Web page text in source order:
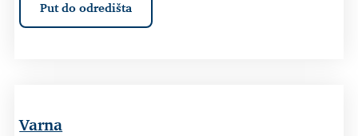
Put do odredišta
Varna